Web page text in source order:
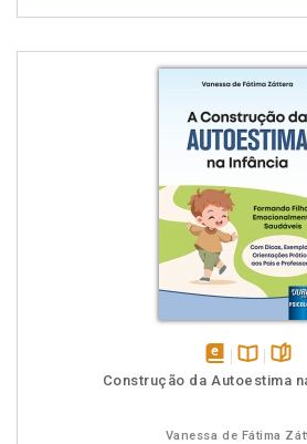
disponívelDisponível
Construção da Autoestima
Vanessa de Fátima